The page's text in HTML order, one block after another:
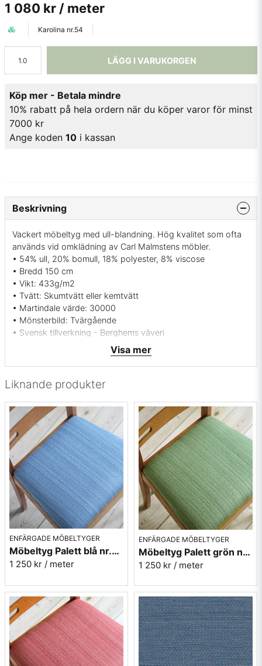
1 080 kr / meter
Karolina nr.54
LÄGG I VARUKORGEN
Köp mer - Betala mindre
10% rabatt på hela ordern när du köper varor för minst
7000 kr
Ange koden 10 i kassan
Liknande produkter
ENFÄRGADE MÖBELTYGER
Möbeltyg Palett blå nr.50 - Carl Malmstens-kvalitet
1 250 kr / meter
ENFÄRGADE MÖBELTYGER
Möbeltyg Palett grön nr.70 - Carl Malmstens-kvalitet
1 250 kr / meter
Beskrivning
Vackert möbeltyg med ull-blandning. Hög kvalitet som ofta
används vid omklädning av Carl Malmstens möbler.
• 54% ull, 20% bomull, 18% polyester, 8% viscose
• Bredd 150 cm
• Vikt: 433g/m2
• Tvätt: Skumtvätt eller kemtvätt
• Martindale värde: 30000
• Mönsterbild: Tvärgående
• Svensk tillverkning - Berghems väveri
• Färg: Mörkblåblå - Karolina nr.54
• Beställningsvara, ingen returrätt
Vill du ha ett tygprov? maila mig på
Visa mer